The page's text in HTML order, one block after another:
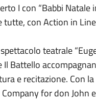
I con “Babbi Natale
con Action in
teatrale
Il Battello
e recitazione. Con
for don John